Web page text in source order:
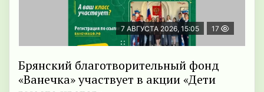
7 АВГУСТА 2026, 15:05 17
Брянский благотворительный фонд
«Ванечка» участвует в акции «Дети